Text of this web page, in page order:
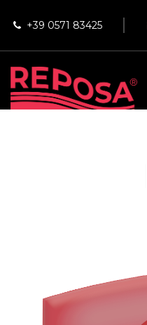
+39 0571 83425